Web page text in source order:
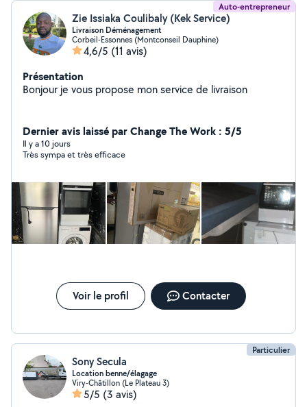
Auto-entrepreneur
Zie Issiaka Coulibaly (Kek Service)
Livraison Déménagement
Corbeil-Essonnes (Montconseil Dauphine)
4,6/5 (11 avis)
Présentation
Bonjour je vous propose mon service de livraison
Dernier avis laissé par Change The Work : 5/5
Il y a 10 jours
Très sympa et très efficace
Voir le profil Contacter
Particulier
Sony Secula
Location benne/élagage
Viry-Châtillon (Le Plateau 3)
5/5 (3 avis)